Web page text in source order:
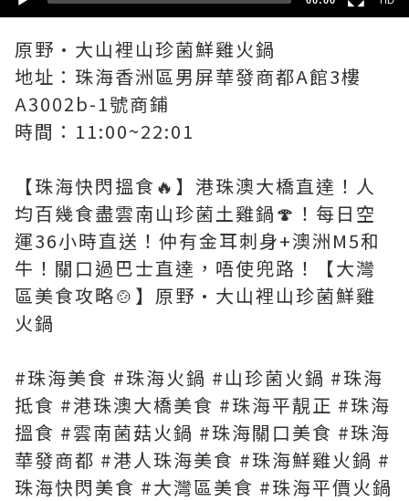
原野·大山裡山珍菌鮮雞火鍋
地址：珠海香洲區男屏華發商都A館3樓
A3002b-1號商鋪
時間：11:00~22:01
【珠海快閃搵食🔥】港珠澳大橋直達！人
均百幾食盡雲南山珍菌土雞鍋🍄！每日空
運36小時直送！仲有金耳刺身+澳洲M5和
牛！關口過巴士直達，唔使兜路！【大灣
區美食攻略🍲】原野·大山裡山珍菌鮮雞
火鍋
#珠海美食 #珠海火鍋 #山珍菌火鍋 #珠海
抵食 #港珠澳大橋美食 #珠海平靚正 #珠海
搵食 #雲南菌菇火鍋 #珠海關口美食 #珠海
華發商都 #港人珠海美食 #珠海鮮雞火鍋 #
珠海快閃美食 #大灣區美食 #珠海平價火鍋